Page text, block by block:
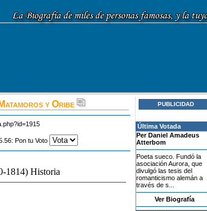
y Oribe
Pon tu Voto
1814) Historia
PUBLICIDAD
Última Votada
Per Daniel Amadeus
Atterbom
Poeta sueco. Fundó la
asociación Aurora, que
divulgó las tesis del
romanticismo alemán a
través de s...
Ver Biografía